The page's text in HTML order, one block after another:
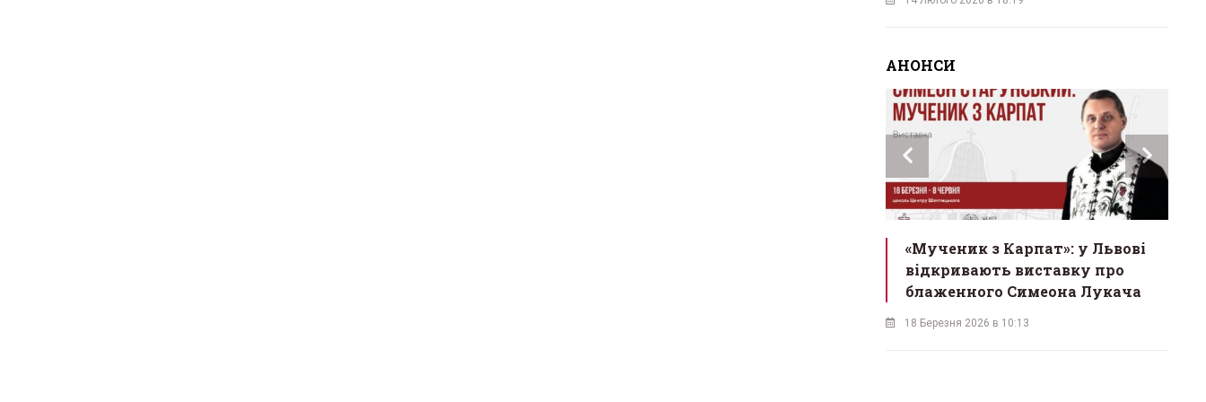
АНОНСИ
«Мученик з Карпат»: у Львові
відкривають виставку про
блаженного Симеона Лукача
18 Березня 2026 в 10:13